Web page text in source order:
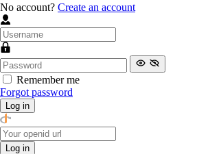
No account? Create an account
Remember me
Forgot password
Log in
Log in